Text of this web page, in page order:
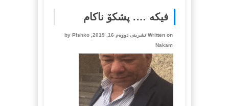
سپی
دڵشاد
فیکە …. پشکۆ ناکام
Written on تشرینی دووەم 16, 2019, by
Pishko
Nakam